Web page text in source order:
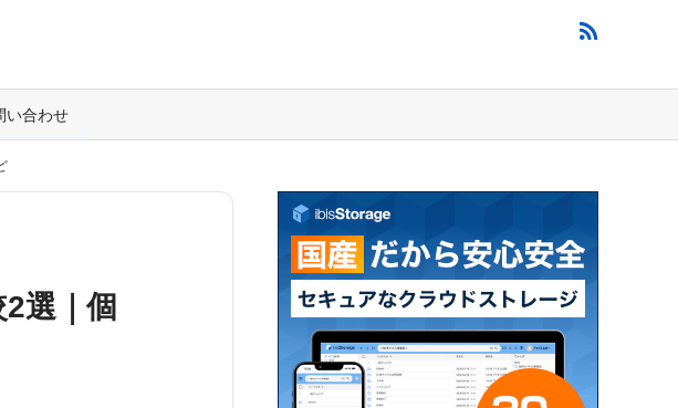
い合わせ
選｜個